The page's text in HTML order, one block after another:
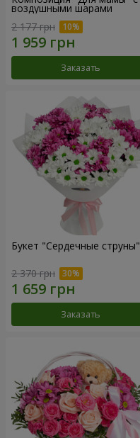
воздушными шарами
2 177 грн
Заказать
Букет "Сердечные струны"
2 370 грн
Заказать